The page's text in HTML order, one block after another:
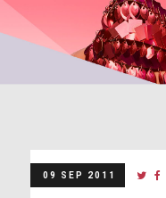
09 SEP 2011